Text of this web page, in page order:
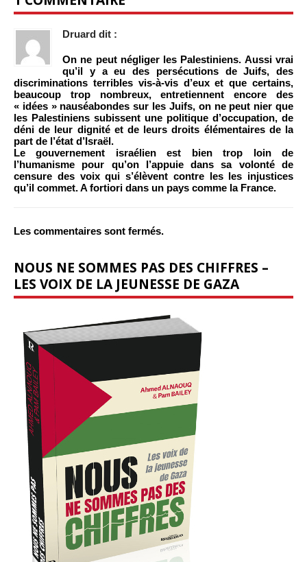
Druard dit :
On ne peut négliger les Palestiniens. Aussi vrai
qu’il y a eu des persécutions de Juifs, des
discriminations terribles vis-à-vis d’eux et que certains,
beaucoup trop nombreux, entretiennent encore des
« idées » nauséabondes sur les Juifs, on ne peut nier que
les Palestiniens subissent une politique d’occupation, de
déni de leur dignité et de leurs droits élémentaires de la
part de l’état d’Israël.
Le gouvernement israélien est bien trop loin de
l’humanisme pour qu’on l’appuie dans sa volonté de
censure des voix qui s’élèvent contre les les injustices
qu’il commet. A fortiori dans un pays comme la France.
Les commentaires sont fermés.
NOUS NE SOMMES PAS DES CHIFFRES –
LES VOIX DE LA JEUNESSE DE GAZA